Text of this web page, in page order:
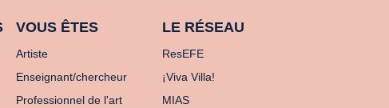
VOUS ÊTES
Artiste
Enseignant/chercheur
Professionnel de l'art
LE RÉSEAU
ResEFE
¡Viva Villa!
MIAS